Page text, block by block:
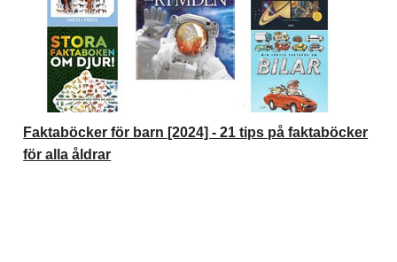
Faktaböcker för barn [2024] - 21 tips på faktaböcker
för alla åldrar